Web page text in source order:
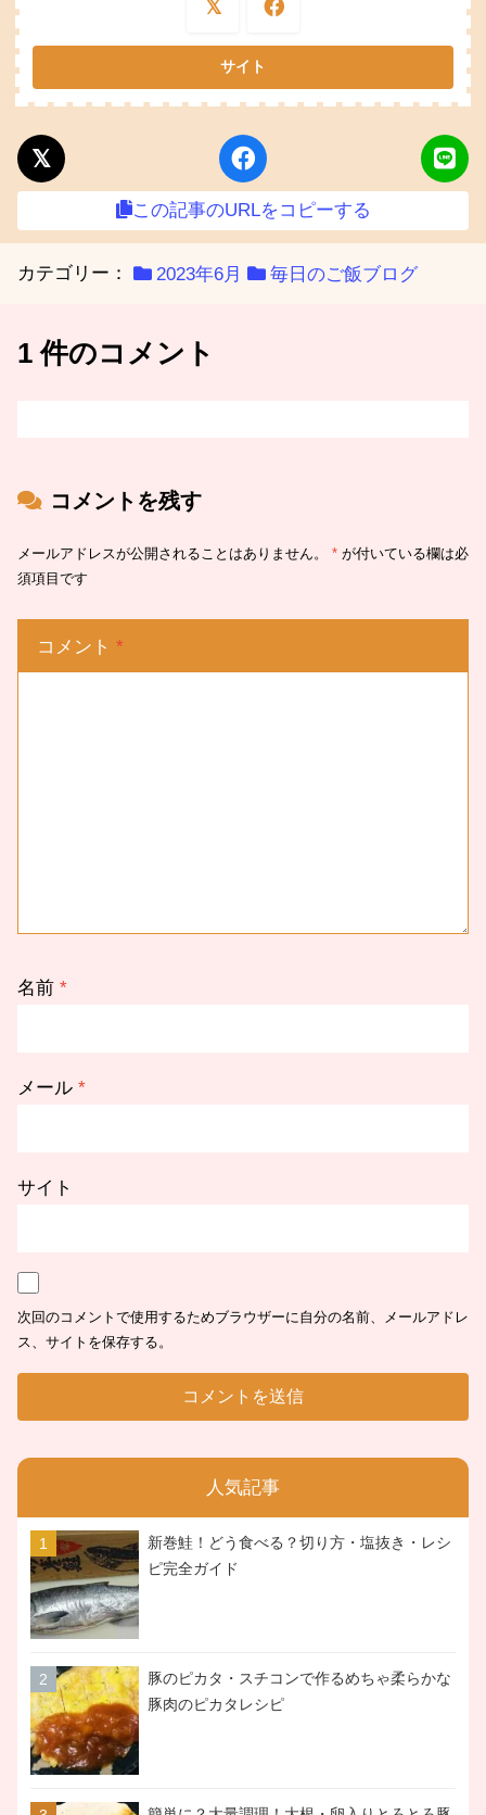
この記事のURLをコピーする
カテゴリー： 2023年6月 毎日のご飯ブログ
1 件のコメント
コメントを残す
メールアドレスが公開されることはありません。 * が付いている欄は必
須項目です
コメント *
名前 *
メール *
サイト
次回のコメントで使用するためブラウザーに自分の名前、メールアドレ
ス、サイトを保存する。
人気記事
新巻鮭！どう食べる？切り方・塩抜き・レシ
ピ完全ガイド
豚のピカタ・スチコンで作るめちゃ柔らかな
豚肉のピカタレシピ